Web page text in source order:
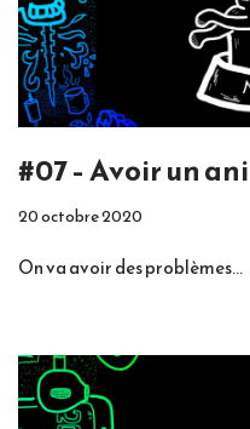
#07 – Avoir un
20 octobre 2020
On va avoir des problèmes…